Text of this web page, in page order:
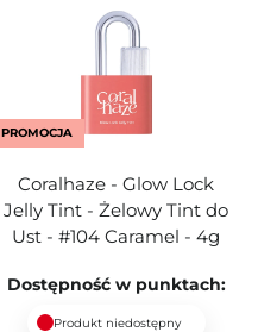
PROMOCJA
Coralhaze - Glow Lock
Jelly Tint - Żelowy Tint do
Ust - #104 Caramel - 4g
Dostępność w punktach:
Produkt niedostępny